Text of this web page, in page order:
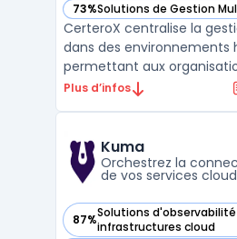
73%Solutions de Gestion
— voir CerteroX dans cette
CerteroX centralise la
dans des environnements
permettant aux
visibilité, coûts et
constitue un enjeu pour les
...
Plus d’infos
Kuma
Orchestrez la
de vos services cloud
87%Solutions
infrastructures cloud
— voir Kuma dans cette